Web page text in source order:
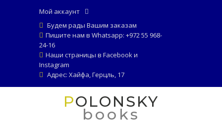
Мой аккаунт
Будем рады Вашим заказам
Пишите нам в Whatsapp: +972 55 968-
24-16
Наши страницы в Facebookи
Instagram
Адрес: Хайфа, Герцль, 17
POLONSKY
books